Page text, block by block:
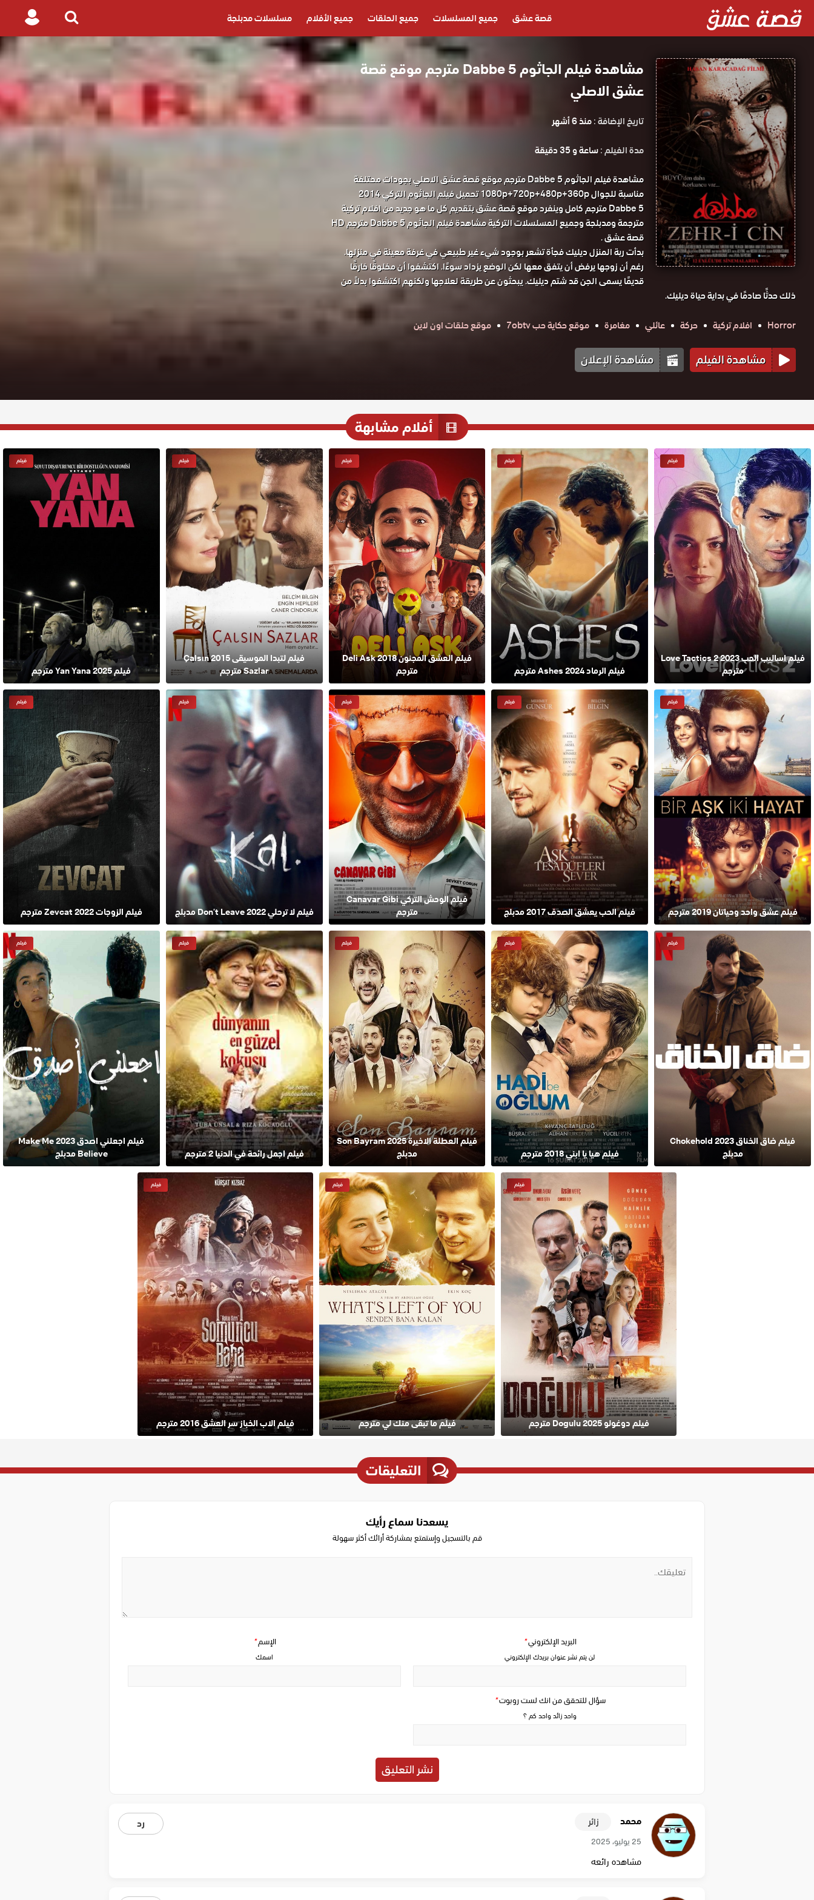
قصة عشق جميع المسلسلات جميع الحلقات جميع الأفلام مسلسلات مدبلجة
Search
for
Login
مشاهدة فيلم الجاثوم Dabbe 5 مترجم موقع قصة
عشق الاصلي
تاريخ الإضافة :منذ 6 أشهر
مدة الفيلم :ساعة و 35 دقيقة
مشاهدة فيلم الجاثوم Dabbe 5 مترجم موقع قصة عشق الاصلي بجودات محتلفة
مناسبة للجوال 1080p+720p+480p+360p تحميل فيلم الجاثوم التركي 2014
Dabbe 5 مترجم كامل وينفرد موقع قصة عشق بتقديم كل ما هو جديد من افلام تركية
مترجمة ومدبلجة وجميع المسلسلات التركية مشاهدة فيلم الجاثوم Dabbe 5 مترجم HD
قصة عشق .
بدأت ربة المنزل ديليك فجأة تشعر بوجود شيء غير طبيعي في غرفة معينة في منزلها.
رغم أن زوجها يرفض أن يتفق معها لكن الوضع يزداد سوءًا. اكتشفوا أن مخلوقًا خارقًا
قديمًا يسمى الجن قد شتم ديليك. يبحثون عن طريقة لعلاجها ولكنهم اكتشفوا بدلاً من
ذلك حدثًا صادمًا في بداية حياة ديليك.
Horror
افلام تركية حركة عائلي مغامرة موقع حكاية حب 7obtv موقع حلقات اون لاين
مشاهدة الفيلم مشاهدة الإعلان
أفلام مشابهة
فيلم اساليب الحب 2023 Love Tactics 2
مترجم
فيلم
فيلم الرماد 2024 Ashes مترجم
فيلم
فيلم العشق المجنون 2018 Deli Ask
مترجم
فيلم
فيلم لتبدا الموسيقى 2015 Çalsın
Sazlar مترجم
فيلم
فيلم Yan Yana 2025 مترجم
فيلم
فيلم عشق واحد وحياتان 2019 مترجم
فيلم
فيلم الحب يعشق الصدف 2017 مدبلج
فيلم
فيلم الوحش التركي Canavar Gibi
مترجم
فيلم
فيلم لا ترحلي 2022 Don’t Leave مدبلج
فيلم
فيلم الزوجات Zevcat 2022 مترجم
فيلم
فيلم ضاق الخناق 2023 Chokehold
مدبلج
فيلم
فيلم هيا يا ابني 2018 مترجم
فيلم
فيلم العطلة الاخيرة Son Bayram 2025
مدبلج
فيلم
فيلم اجمل رائحة في الدنيا 2 مترجم
فيلم
فيلم اجعلني اصدق 2023 Make Me
Believe مدبلج
فيلم
فيلم دوغولو 2025 Dogulu مترجم
فيلم
فيلم ما تبقى منك لي مترجم
فيلم
فيلم الاب الخباز سر العشق 2016 مترجم
فيلم
التعليقات
يسعدنا سماع رأيك
قم بالتسجيل وإستمتع بمشاركة أرائك أكثر سهولة
سؤال للتحقق من انك لست روبوت*
واحد زائد واحد كم ؟
الإسم*
اسمك
البريد الإلكتروني*
لن يتم نشر عنوان بريدك الإلكتروني
محمد زائر رد
25 يوليو، 2025
مشاهده رائعه